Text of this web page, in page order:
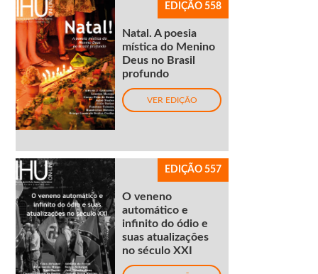
EDIÇÃO 558
Natal. A poesia
mística do Menino
Deus no Brasil
profundo
VER EDIÇÃO
EDIÇÃO 557
O veneno
automático e
infinito do ódio e
suas atualizações
no século XXI